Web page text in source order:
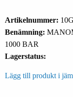
Artikelnummer:
Benämning:
1000 BAR
Lagerstatus:
Lägg till produkt i